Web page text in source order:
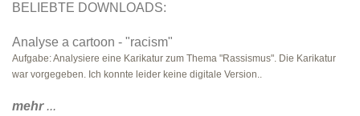
BELIEBTE DOWNLOADS:
Analyse a cartoon - "racism"
Aufgabe: Analysiere eine Karikatur zum Thema "Rassismus". Die Karikatur
war vorgegeben. Ich konnte leider keine digitale Version..
mehr...